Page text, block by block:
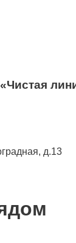
д.13